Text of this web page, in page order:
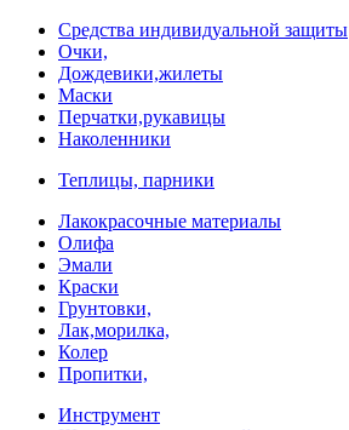
Средства индивидуальной защиты
Очки,
Дождевики,жилеты
Маски
Перчатки,рукавицы
Наколенники
Теплицы, парники
Лакокрасочные материалы
Олифа
Эмали
Краски
Грунтовки,
Лак,морилка,
Колер
Пропитки,
Инструмент